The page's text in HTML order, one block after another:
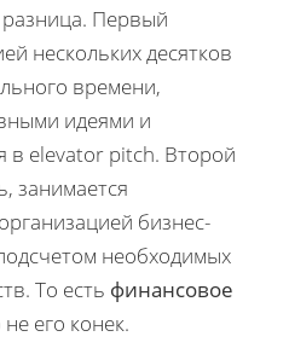
Первый
нескольких десятков
времени,
идеями и
в elevator pitch. Второй
занимается
бизнес-
необходимых
То есть финансовое
не его конек.